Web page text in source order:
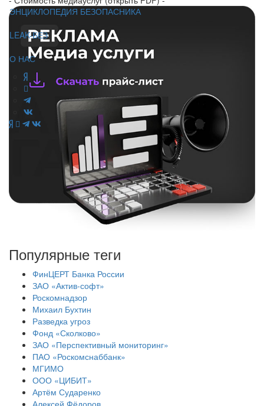
ЭНЦИКЛОПЕДИЯ БЕЗОПАСНИКА
LEAK-БЕЗ
О НАС
Популярные теги
ФинЦЕРТ Банка России
ЗАО «Актив-софт»
Роскомнадзор
Михаил Бухтин
Разведка угроз
Фонд «Сколково»
ЗАО «Перспективный мониторинг»
ПАО «Роскомснаббанк»
МГИМО
ООО «ЦИБИТ»
Артём Сударенко